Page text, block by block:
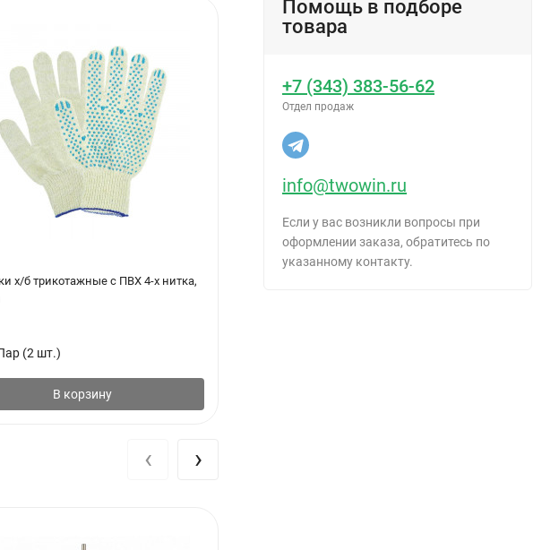
х/б трикотажные с ПВХ 4-х нитка,
(2 шт.)
В корзину
‹ ›
Помощь в подборе
товара
+7 (343) 383-56-62
Отдел продаж
info@twowin.ru
Если у вас возникли вопросы при
оформлении заказа, обратитесь по
указанному контакту.